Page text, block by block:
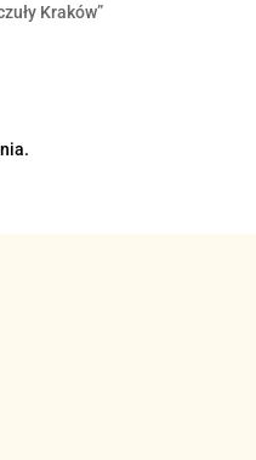
Kraków”